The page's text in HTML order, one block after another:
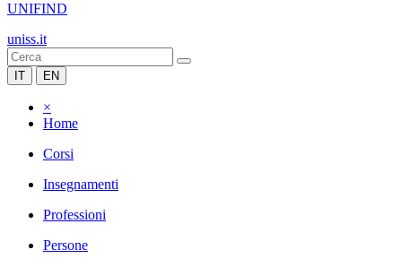
UNIFIND
uniss.it
IT EN
×
Home
Corsi
Insegnamenti
Professioni
Persone